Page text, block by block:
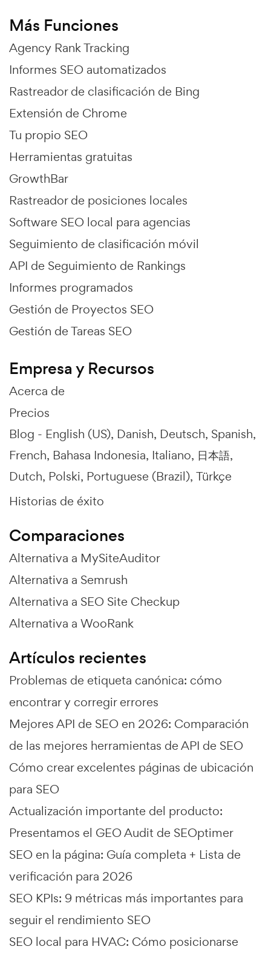
Más Funciones
Agency Rank Tracking
Informes SEO automatizados
Rastreador de clasificación de Bing
Extensión de Chrome
Tu propio SEO
Herramientas gratuitas
GrowthBar
Rastreador de posiciones locales
Software SEO local para agencias
Seguimiento de clasificación móvil
API de Seguimiento de Rankings
Informes programados
Gestión de Proyectos SEO
Gestión de Tareas SEO
Empresa y Recursos
Acerca de
Precios
Blog - English (US) Danish Deutsch Spanish
French Bahasa Indonesia Italiano 日本語
Dutch Polski Portuguese (Brazil) Türkçe
Historias de éxito
Comparaciones
Alternativa a MySiteAuditor
Alternativa a Semrush
Alternativa a SEO Site Checkup
Alternativa a WooRank
Artículos recientes
Problemas de etiqueta canónica: cómo
encontrar y corregir errores
Mejores API de SEO en 2026: Comparación
de las mejores herramientas de API de SEO
Cómo crear excelentes páginas de ubicación
para SEO
Actualización importante del producto:
Presentamos el GEO Audit de SEOptimer
SEO en la página: Guía completa + Lista de
verificación para 2026
SEO KPIs: 9 métricas más importantes para
seguir el rendimiento SEO
SEO local para HVAC: Cómo posicionarse